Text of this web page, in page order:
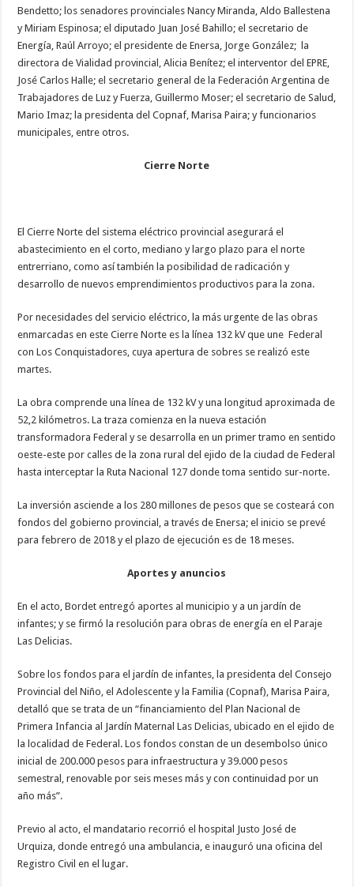
Bendetto; los senadores provinciales Nancy Miranda, Aldo Ballestena
y Miriam Espinosa; el diputado Juan José Bahillo; el secretario de
Energía, Raúl Arroyo; el presidente de Enersa, Jorge González; la
directora de Vialidad provincial, Alicia Benítez; el interventor del EPRE,
José Carlos Halle; el secretario general de la Federación Argentina de
Trabajadores de Luz y Fuerza, Guillermo Moser; el secretario de Salud,
Mario Imaz; la presidenta del Copnaf, Marisa Paira; y funcionarios
municipales, entre otros.
Cierre Norte
El Cierre Norte del sistema eléctrico provincial asegurará el
abastecimiento en el corto, mediano y largo plazo para el norte
entrerriano, como así también la posibilidad de radicación y
desarrollo de nuevos emprendimientos productivos para la zona.
Por necesidades del servicio eléctrico, la más urgente de las obras
enmarcadas en este Cierre Norte es la línea 132 kV que une Federal
con Los Conquistadores, cuya apertura de sobres se realizó este
martes.
La obra comprende una línea de 132 kV y una longitud aproximada de
52,2 kilómetros. La traza comienza en la nueva estación
transformadora Federal y se desarrolla en un primer tramo en sentido
oeste-este por calles de la zona rural del ejido de la ciudad de Federal
hasta interceptar la Ruta Nacional 127 donde toma sentido sur-norte.
La inversión asciende a los 280 millones de pesos que se costeará con
fondos del gobierno provincial, a través de Enersa; el inicio se prevé
para febrero de 2018 y el plazo de ejecución es de 18 meses.
Aportes y anuncios
En el acto, Bordet entregó aportes al municipio y a un jardín de
infantes; y se firmó la resolución para obras de energía en el Paraje
Las Delicias.
Sobre los fondos para el jardín de infantes, la presidenta del Consejo
Provincial del Niño, el Adolescente y la Familia (Copnaf), Marisa Paira,
detalló que se trata de un “financiamiento del Plan Nacional de
Primera Infancia al Jardín Maternal Las Delicias, ubicado en el ejido de
la localidad de Federal. Los fondos constan de un desembolso único
inicial de 200.000 pesos para infraestructura y 39.000 pesos
semestral, renovable por seis meses más y con continuidad por un
año más”.
Previo al acto, el mandatario recorrió el hospital Justo José de
Urquiza, donde entregó una ambulancia, e inauguró una oficina del
Registro Civil en el lugar.